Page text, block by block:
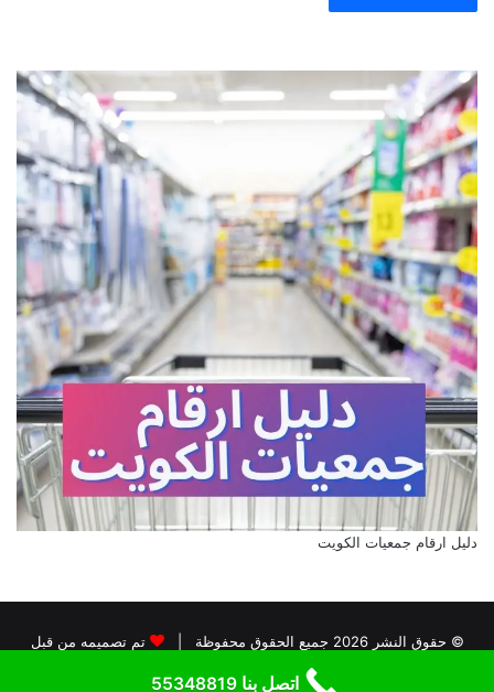
دليل ارقام جمعيات الكويت
© حقوق النشر 2026 جميع الحقوق محفوظة |
تم تصميمه من قبل
دليل جمعيات الكويت
اتصل بنا 55348819